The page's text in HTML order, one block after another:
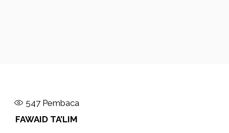
547Pembaca
FAWAID TA’LIM